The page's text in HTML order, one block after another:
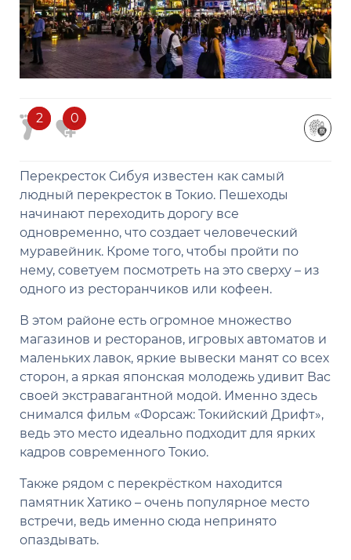
2
2 0
Перекресток Сибуя известен как самый
людный перекресток в Токио. Пешеходы
начинают переходить дорогу все
одновременно, что создает человеческий
муравейник. Кроме того, чтобы пройти по
нему, советуем посмотреть на это сверху – из
одного из ресторанчиков или кофеен.
В этом районе есть огромное множество
магазинов и ресторанов, игровых автоматов и
маленьких лавок, яркие вывески манят со всех
сторон, а яркая японская молодежь удивит Вас
своей экстравагантной модой. Именно здесь
снимался фильм «Форсаж: Токийский Дрифт»,
ведь это место идеально подходит для ярких
кадров современного Токио.
Также рядом с перекрёстком находится
памятник Хатико – очень популярное место
встречи, ведь именно сюда непринято
опаздывать.